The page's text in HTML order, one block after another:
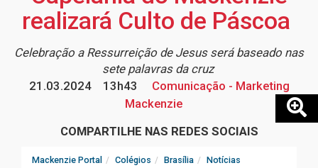
realizará Culto de Páscoa
Celebração a Ressurreição de Jesus será baseado nas
sete palavras da cruz
21.03.2024
13h43
Comunicação - Marketing
Mackenzie
COMPARTILHE NAS REDES SOCIAIS
Mackenzie Portal Colégios Brasília
Notícias